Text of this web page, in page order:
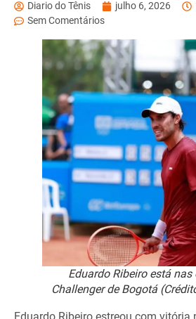
Diario do Tênis julho 6, 2026
Sem Comentários
Eduardo Ribeiro está
Challenger de Bogotá